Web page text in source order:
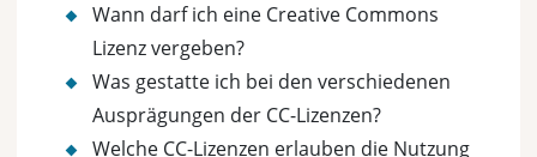
Wann darf ich eine Creative Commons
Lizenz vergeben?
Was gestatte ich bei den verschiedenen
Ausprägungen der CC-Lizenzen?
Welche CC-Lizenzen erlauben die Nutzung